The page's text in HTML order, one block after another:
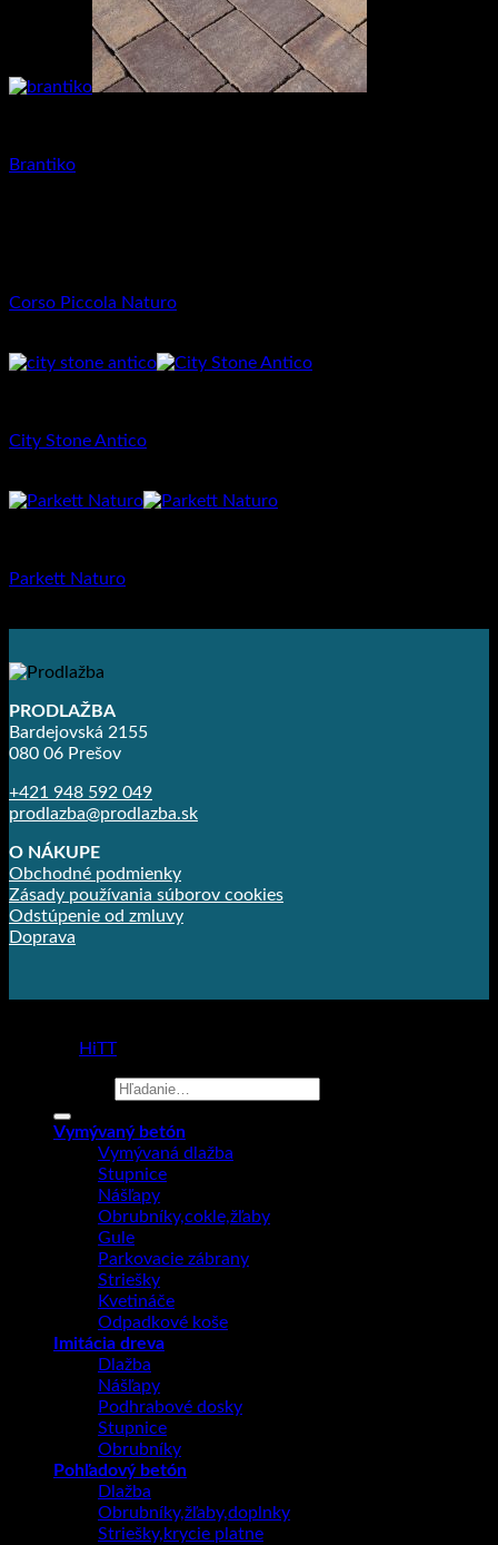
Brantiko
Corso Piccola Naturo
City Stone Antico
Parkett Naturo
PRODLAŽBA
Bardejovská 2155
080 06 Prešov
+421 948 592 049
prodlazba@prodlazba.sk
O NÁKUPE
Obchodné podmienky
Zásady používania súborov cookies
Odstúpenie od zmluvy
Doprava
HiTT
Vymývaný betón
Vymývaná dlažba
Stupnice
Nášľapy
Obrubníky,cokle,žľaby
Gule
Parkovacie zábrany
Striešky
Kvetináče
Odpadkové koše
Imitácia dreva
Dlažba
Nášľapy
Podhrabové dosky
Stupnice
Obrubníky
Pohľadový betón
Dlažba
Obrubníky,žľaby,doplnky
Striešky,krycie platne